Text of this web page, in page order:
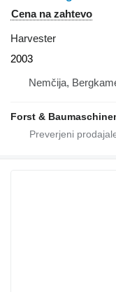
Cena na zahtevo
Harvester
2003
Nemčija,
Forst &